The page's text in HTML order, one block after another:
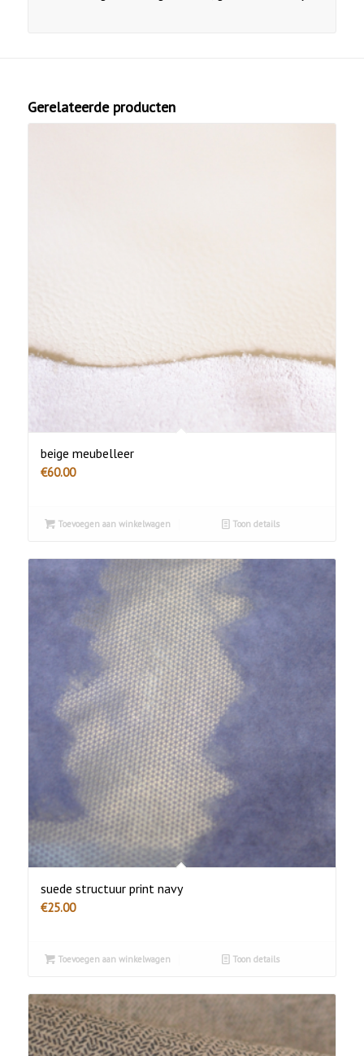
Gerelateerde producten
beige meubelleer
€60.00
Toevoegen aan winkelwagen Toon details
suede structuur print navy
€25.00
Toevoegen aan winkelwagen Toon details